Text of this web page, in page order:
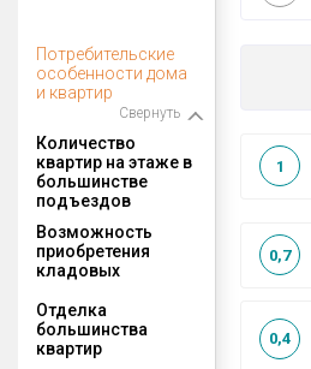
Потребительские
особенности дома
и квартир
Свернуть
Количество
квартир на этаже в
большинстве
подъездов
1
Возможность
приобретения
кладовых
0,7
Отделка
большинства
квартир
0,4